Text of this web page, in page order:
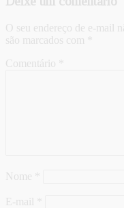
O seu endereço de e-mail
são marcados com
Comentário
Nome
E-mail